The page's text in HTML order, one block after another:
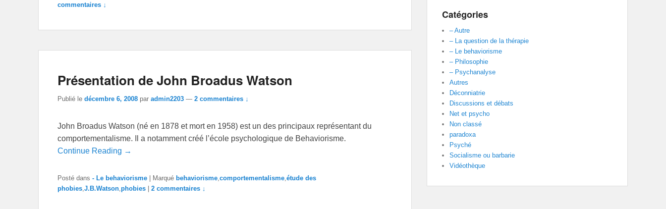
commentaires ↓
Présentation de John Broadus Watson
Publié le décembre 6, 2008 par admin2203 — 2 commentaires ↓
John Broadus Watson (né en 1878 et mort en 1958) est un des principaux représentant du
comportementalisme. Il a notamment créé l’école psychologique de Behaviorisme.
Continue Reading →
Posté dans - Le behaviorisme | Marqué behaviorisme comportementalisme étude des
phobies J.B.Watson phobies | 2 commentaires ↓
Catégories
– Autre
– La question de la thérapie
– Le behaviorisme
– Philosophie
– Psychanalyse
Autres
Déconniatrie
Discussions et débats
Net et psycho
Non classé
paradoxa
Psyché
Socialisme ou barbarie
Vidéothèque